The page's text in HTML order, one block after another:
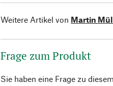
Weitere Artikel von Martin
Frage zum Produkt
Sie haben eine Frage zu